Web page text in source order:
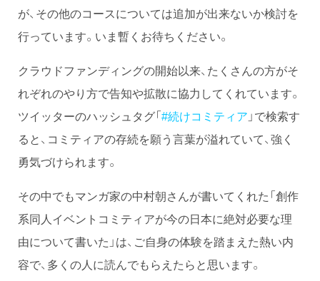
が、その他のコースについては追加が出来ないか検討を
行っています。いま暫くお待ちください。
クラウドファンディングの開始以来、たくさんの方がそ
れぞれのやり方で告知や拡散に協力してくれています。
ツイッターのハッシュタグ「#続けコミティア 」で検索す
ると、コミティアの存続を願う言葉が溢れていて、強く
勇気づけられます。
その中でもマンガ家の中村朝さんが書いてくれた「創作
系同人イベントコミティアが今の日本に絶対必要な理
由について書いた」は、ご自身の体験を踏まえた熱い内
容で、多くの人に読んでもらえたらと思います。